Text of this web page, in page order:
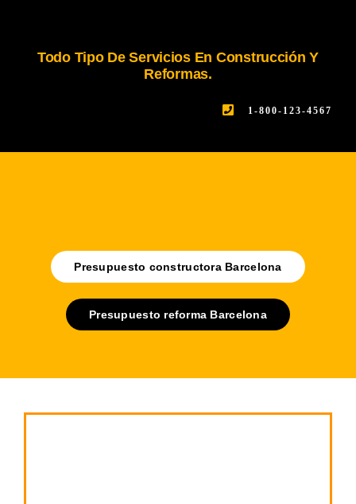
Todo Tipo De Servicios En Construcción Y
Reformas.
1-800-123-4567
Presupuesto constructora Barcelona
Presupuesto reforma Barcelona